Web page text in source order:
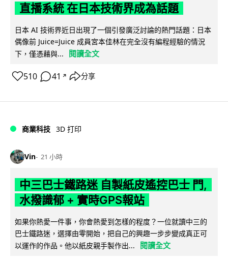
直播系統 在日本技術界成為話題
日本 AI 技術界近日出現了一個引發廣泛討論的熱門話題：日本
偶像前 Juice=Juice 成員宮本佳林在完全沒有編程經驗的情況
下，僅憑藉與...
閱讀全文
510 41 ↗ 分享
商業科技 3D 打印
Vin 21 小時
中三巴士鐵路迷 自製紙皮遙控巴士 門,
水撥識郁 + 實時GPS報站
如果你熱愛一件事，你會熱愛到怎樣的程度？一位就讀中三的
巴士鐵路迷，選擇由零開始，把自己的興趣一步步變成真正可
以運作的作品。他以紙皮親手製作出...
閱讀全文